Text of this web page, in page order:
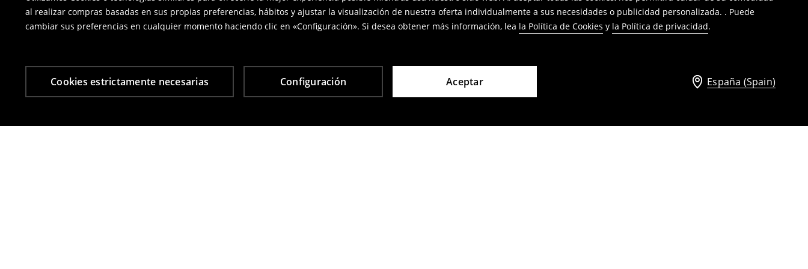
al realizar compras basadas en sus propias preferencias, hábitos y ajustar la visualización de nuestra oferta individualmente a sus necesidades o publicidad personalizada. . Puede
cambiar sus preferencias en cualquier momento haciendo clic en «Configuración». Si desea obtener más información, lea la Política de Cookies y la Política de privacidad.
Cookies estrictamente necesarias Configuración Aceptar España (Spain)